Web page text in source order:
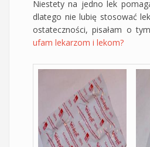
Niestety na jedno lek
dlatego nie lubię stosować
ostateczności, pisałam o
ufam lekarzom i lekom?